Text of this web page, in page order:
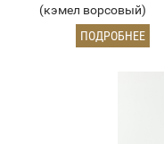
(кэмел ворсовый)
ПОДРОБНЕЕ